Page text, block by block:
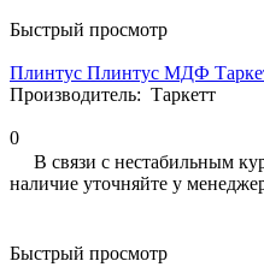
Быстрый просмотр
Плинтус Плинтус МДФ
Производитель: Таркетт
0
В связи с нестабильным
наличие уточняйте у
Быстрый просмотр